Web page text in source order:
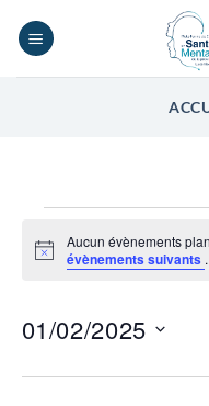
for
février
Notice
Aucun évènements
évènements suivants .
01/02/2025